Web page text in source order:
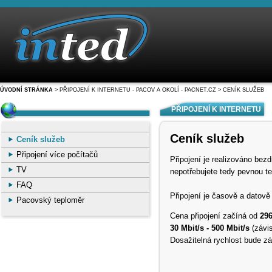
ÚVODNÍ STRÁNKA > PŘIPOJENÍ K INTERNETU - PACOV A OKOLÍ - PACNET.CZ > CENÍK SLUŽEB
Ceník služeb
Připojení více počítačů
TV
FAQ
Pacovský teploměr
PŘIPOJENÍ K INTERNETU
Ceník služeb
Připojení je realizováno
nepotřebujete tedy pevnou
Připojení je časově a
Cena připojení začíná od
30 Mbit/s - 500 Mbit/s
Dosažitelná rychlost bude